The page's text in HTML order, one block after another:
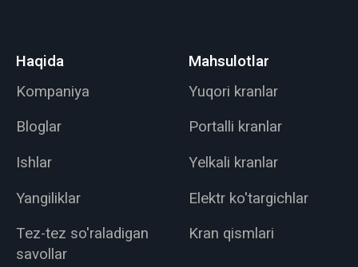
Haqida
Kompaniya
Bloglar
Ishlar
Yangiliklar
Tez-tez so'raladigan
savollar
Mahsulotlar
Yuqori kranlar
Portalli kranlar
Yelkali kranlar
Elektr ko'targichlar
Kran qismlari